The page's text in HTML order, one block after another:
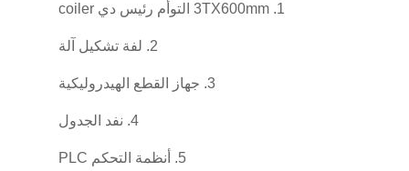
1. 3TX600mm التوأم رئيس دي coiler
2. لفة تشكيل آلة
3. جهاز القطع الهيدروليكية
4. نفد الجدول
5. أنظمة التحكم PLC